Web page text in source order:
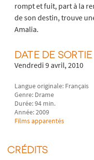
rompt et fuit, part à la
de son destin, trouve
Amalia.
DATE DE SORTIE
Vendredi 9 avril, 2010
Langue originale: Français
Genre: Drame
Durée: 94 min.
Année: 2009
Films apparentés
CRÉDITS